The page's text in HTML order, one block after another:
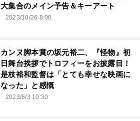
大集合のメイン予告＆キーアート
2023/10/26 8:00
カンヌ脚本賞の坂元裕二、『怪物』初
日舞台挨拶でトロフィーをお披露目！
是枝裕和監督は「とても幸せな映画に
なった」と感慨
2023/6/3 10:30